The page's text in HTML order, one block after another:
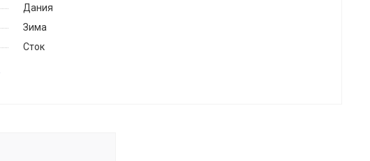
Дания
Зима
Сток